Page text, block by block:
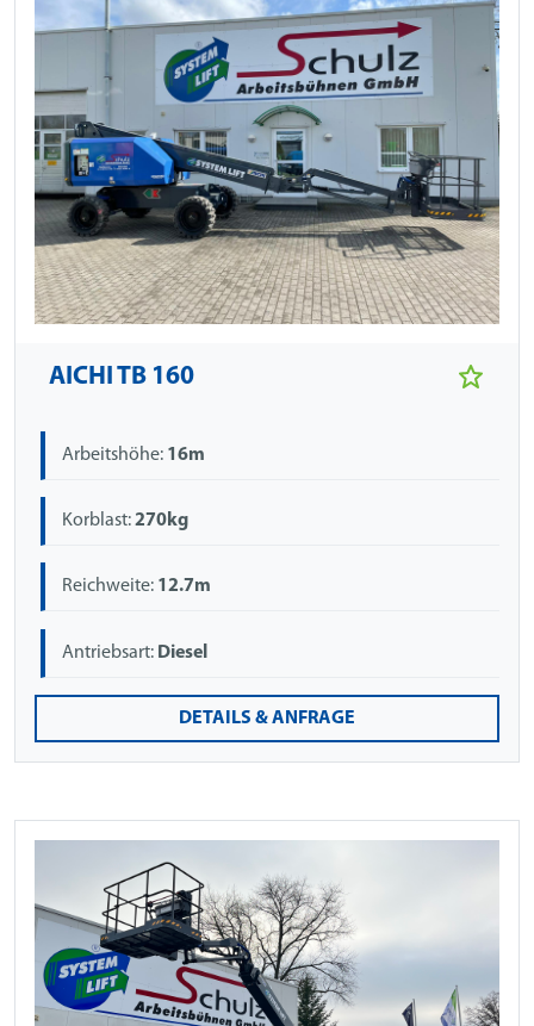
AICHI TB 160
Arbeitshöhe: 16m
Korblast:270kg
Reichweite: 12.7m
Antriebsart: Diesel
DETAILS & ANFRAGE